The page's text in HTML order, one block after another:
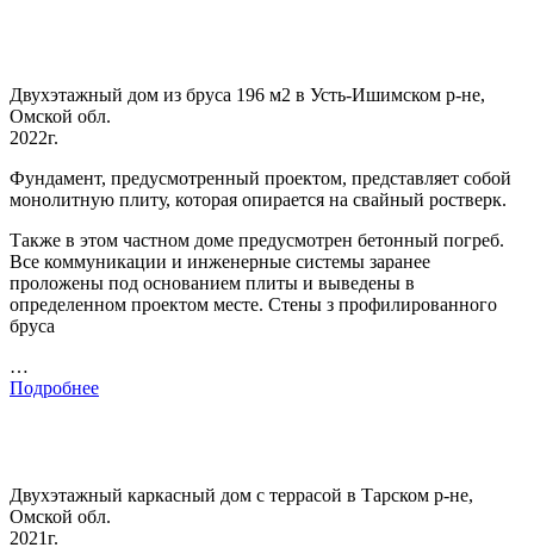
Двухэтажный дом из бруса 196 м2 в Усть-Ишимском р-не,
Омской обл.
2022г.
Фундамент, предусмотренный проектом, представляет собой
монолитную плиту, которая опирается на свайный ростверк.
Также в этом частном доме предусмотрен бетонный погреб.
Все коммуникации и инженерные системы заранее
проложены под основанием плиты и выведены в
определенном проектом месте. Стены з профилированного
бруса
…
Подробнее
Двухэтажный каркасный дом с террасой в Тарском р-не,
Омской обл.
2021г.